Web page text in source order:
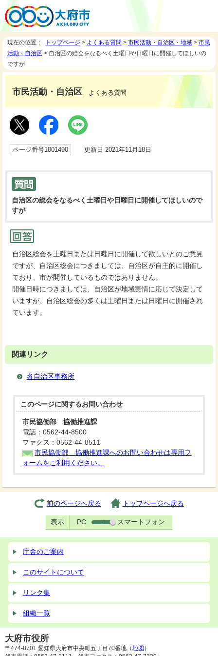
現在の位置： トップページ > よくある質問 > 市民活動・自治区・地域 > 市民
活動・自治区 > 自治区の総会をなるべく土曜日や日曜日に開催してほしいの
ですが
市民活動・自治区 よくある質問
ページ番号1001490 更新日 2021年11月18日
自治区の総会をなるべく土曜日や日曜日に開催してほしいので
すが
自治区総会を土曜日または日曜日に開催して欲しいとのご意見
ですが、自治区総会につきましては、自治区が自主的に開催し
ており、市が開催しているものではありません。
開催日時につきましては、自治区が地域実情に応じて決定して
いますが、自治区総会の多くは土曜日または日曜日に開催され
ています。
関連リンク
各自治区事務所
このページに関するお問い合わせ
市民協働部 協働推進課
電話：0562-44-8500
ファクス：0562-44-8511
市民協働部 協働推進課へのお問い合わせは専用フ
ォームをご利用ください。
前のページへ戻る トップページへ戻る
表示 PC スマートフォン
庁舎のご案内
このサイトについて
リンク集
組織一覧
大府市役所
〒474-8701 愛知県大府市中央町五丁目70番地（地図 ）